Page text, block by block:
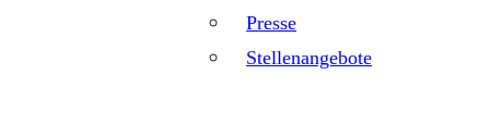
Presse
Stellenangebote